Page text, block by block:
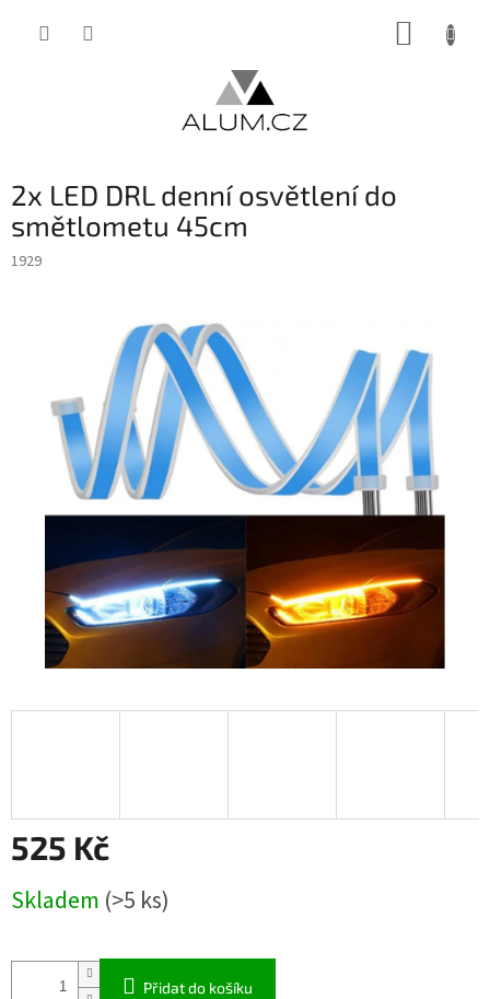
2x LED DRL denní osvětlení do
smětlometu 45cm
1929
525 Kč
cena:
Skladem (>5 ks)
Přidat do košíku